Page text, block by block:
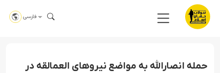
فارسی
حمله انصارالله به مواضع نیروهای العمالقه در